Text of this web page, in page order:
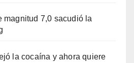
magnitud 7,0 sacudió la
la cocaína y ahora quiere